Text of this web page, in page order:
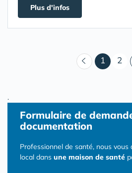
Plus d'infos
1 2
.
Formulaire de
documentation
Professionnel de santé, nous
local dans une maison de santé